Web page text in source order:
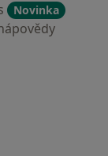
Novinka